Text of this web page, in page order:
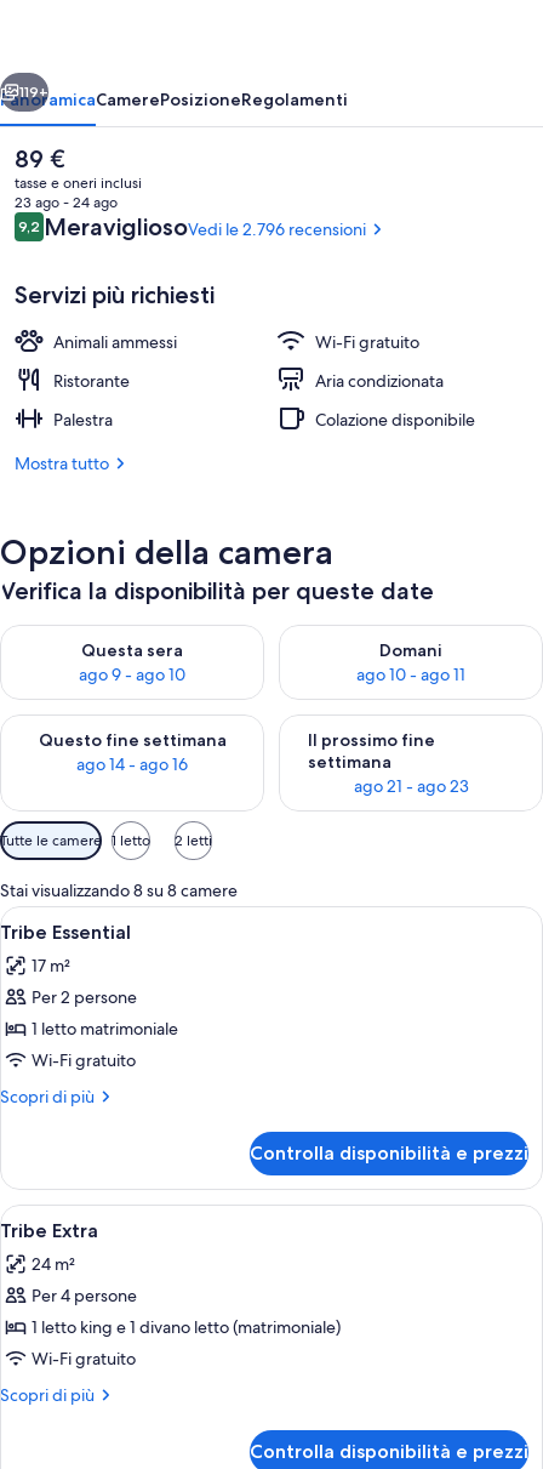
Esterni
Avanti
119+
PanoramicaCamerePosizioneRegolamenti
Il
prezzo
attuale
è
89 €
89 €
tasse e oneri inclusi
23 ago - 24 ago
Recensioni
9,29,2 su 10
MeravigliosoVedi le 2.796 recensioni
Servizi più richiesti
Animali ammessi
Wi-Fi gratuito
Ristorante
Aria condizionata
Palestra
Colazione disponibile
Mostra tutto
Opzioni della camera
Verifica la disponibilità per queste date
Questa sera
ago 9 - ago 10
Verifica la disponibilità per questa sera, ago 9 - ago 10
Domani
ago 10 - ago 11
Verifica la disponibilità per
Questo fine settimana
ago 14 - ago 16
Verifica la disponibilità per questo fine settimana, ago 14 -
Il prossimo fine
settimana
ago 21 - ago 23
Verifica la disponibilità per il
Filtri
disponibili
per
le
camere
Tutte le camere 1 letto 2 letti
Stai visualizzando 8 su 8 camere
Apri
tutte
le
foto
per
Tribe
Essential
Una camera d'albergo con un letto,
12
Tribe Essential
17 m²
Per 2 persone
1 letto matrimoniale
Wi-Fi gratuito
Scopri di più
Altri
Essential
Controlla disponibilità e prezzi
Apri
tutte
le
foto
per
Tribe
Extra
Una camera d'albergo moderna con
11
Tribe Extra
24 m²
Per 4 persone
1 letto king e 1 divano letto (matrimoniale)
Wi-Fi gratuito
Scopri di più
Altri
Controlla disponibilità e prezzi